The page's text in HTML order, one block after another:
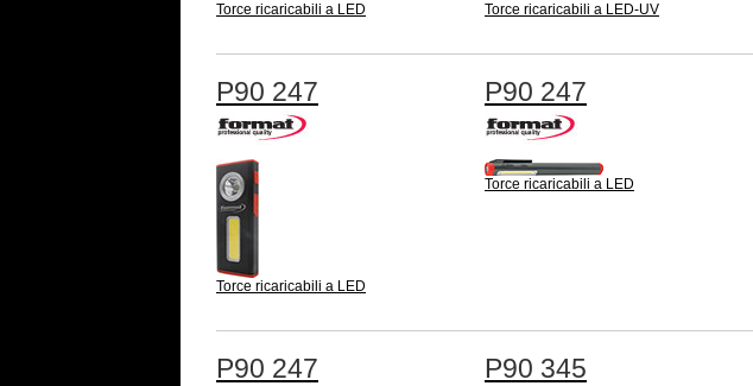
Torce ricaricabili a LED Torce ricaricabili a LED-UV
P90 247
Torce ricaricabili a LED
P90 247
Torce ricaricabili a LED
P90 247 P90 345